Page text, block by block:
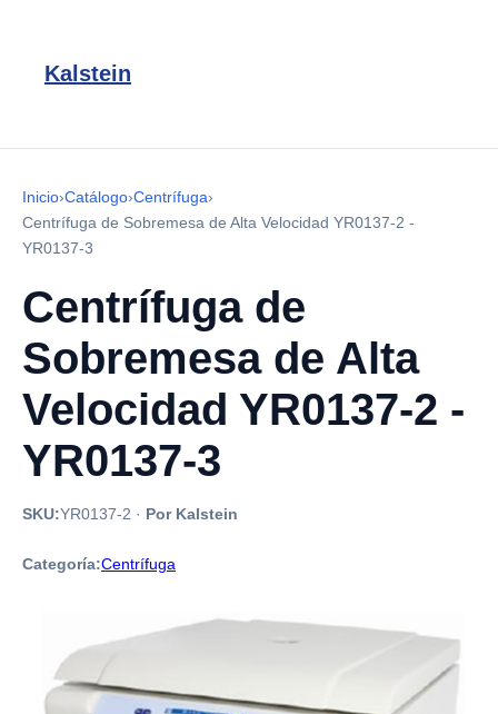
Kalstein
Inicio›Catálogo›Centrífuga›
Centrífuga de Sobremesa de Alta Velocidad YR0137-2 -
YR0137-3
Centrífuga de
Sobremesa de Alta
Velocidad YR0137-2 -
YR0137-3
SKU:YR0137-2 · Por Kalstein
Categoría:Centrífuga